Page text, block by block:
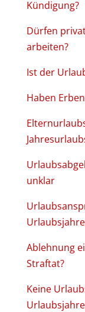
Kündigung?
Dürfen
arbeiten?
Ist der
Haben
unklar
Ablehnung
Straftat?
Keine